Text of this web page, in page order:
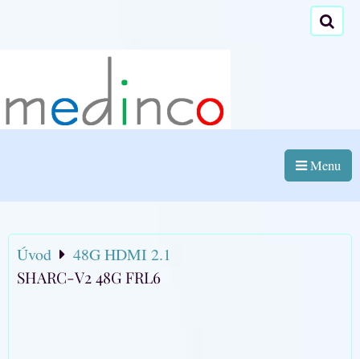
Menu
Úvod 48G HDMI 2.1
SHARC-V2 48G FRL6